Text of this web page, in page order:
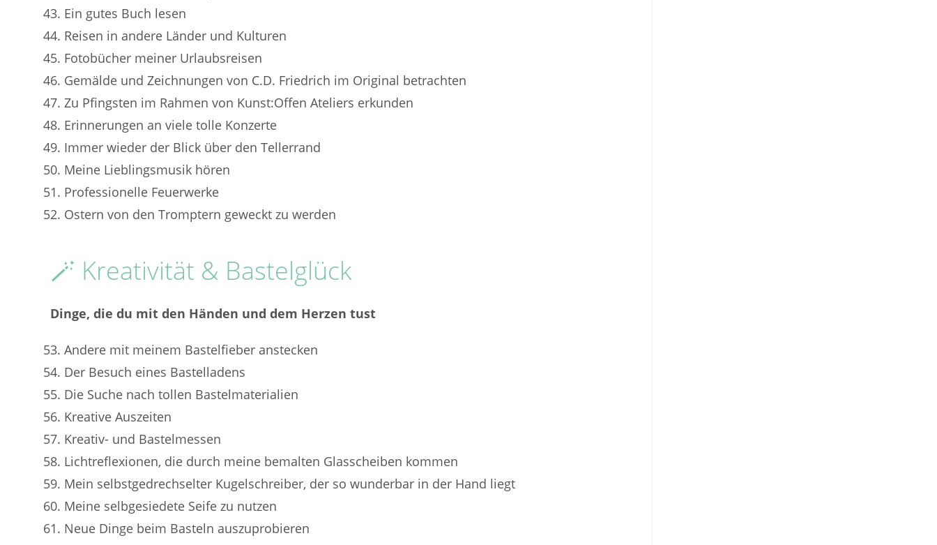
Ein gutes Buch lesen
Reisen in andere Länder und Kulturen
Fotobücher meiner Urlaubsreisen
Gemälde und Zeichnungen von C.D. Friedrich im Original betrachten
Zu Pfingsten im Rahmen von Kunst:Offen Ateliers erkunden
Erinnerungen an viele tolle Konzerte
Immer wieder der Blick über den Tellerrand
Meine Lieblingsmusik hören
Professionelle Feuerwerke
Ostern von den Tromptern geweckt zu werden
🪄 Kreativität & Bastelglück
Dinge, die du mit den Händen und dem Herzen tust
Andere mit meinem Bastelfieber anstecken
Der Besuch eines Bastelladens
Die Suche nach tollen Bastelmaterialien
Kreative Auszeiten
Kreativ- und Bastelmessen
Lichtreflexionen, die durch meine bemalten Glasscheiben kommen
Mein selbstgedrechselter Kugelschreiber, der so wunderbar in der Hand liegt
Meine selbgesiedete Seife zu nutzen
Neue Dinge beim Basteln auszuprobieren